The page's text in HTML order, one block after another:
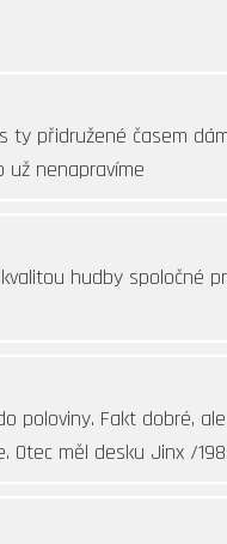
ty přidružené časem
už nenapravíme
hudby spoločné
poloviny. Fakt dobré,
Otec měl desku Jinx /